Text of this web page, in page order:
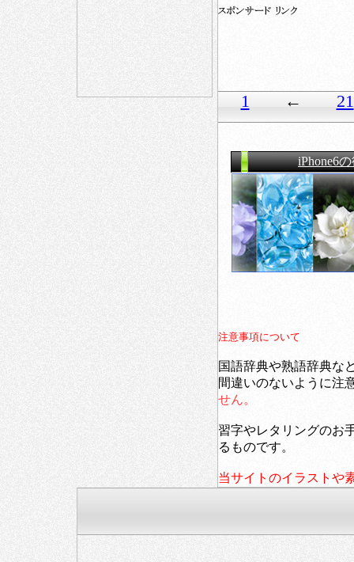
1 ← 21
iPhone6
注意事項について
国語辞典や熟語辞典な
間違いのないように注
せん。
習字やレタリングのお
るものです。
当サイトのイラストや